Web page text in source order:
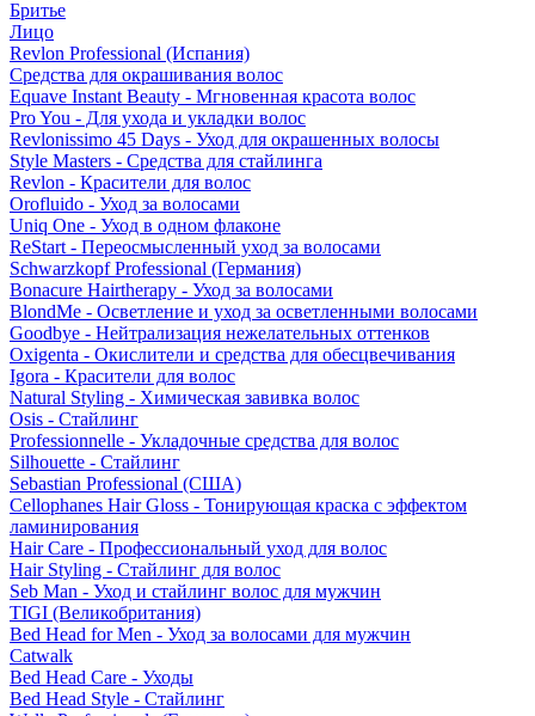
Бритье
Лицо
Revlon Professional (Испания)
Средства для окрашивания волос
Equave Instant Beauty - Мгновенная красота волос
Pro You - Для ухода и укладки волос
Revlonissimo 45 Days - Уход для окрашенных волосы
Style Masters - Средства для стайлинга
Revlon - Красители для волос
Orofluido - Уход за волосами
Uniq One - Уход в одном флаконе
ReStart - Переосмысленный уход за волосами
Schwarzkopf Professional (Германия)
Bonacure Hairtherapy - Уход за волосами
BlondMe - Осветление и уход за осветленными волосами
Goodbye - Нейтрализация нежелательных оттенков
Oxigenta - Окислители и средства для обесцвечивания
Igora - Красители для волос
Natural Styling - Химическая завивка волос
Osis - Стайлинг
Professionnelle - Укладочные средства для волос
Silhouette - Стайлинг
Sebastian Professional (США)
Cellophanes Hair Gloss - Тонирующая краска с эффектом
ламинирования
Hair Care - Профессиональный уход для волос
Hair Styling - Стайлинг для волос
Seb Man - Уход и стайлинг волос для мужчин
TIGI (Великобритания)
Bed Head for Men - Уход за волосами для мужчин
Catwalk
Bed Head Care - Уходы
Bed Head Style - Стайлинг